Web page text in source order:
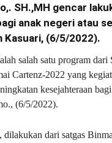
SH.,MH gencar
anak negeri atau
Kasuari, (6/5/2022).
salah satu program dari
Cartenz-2022 yang
kesejahteraan
(6/5/2022).
dilakukan dari satgas